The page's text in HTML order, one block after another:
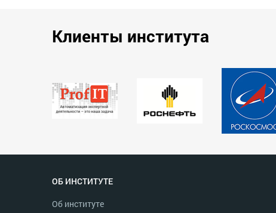
Клиенты института
ОБ ИНСТИТУТЕ
Об институте